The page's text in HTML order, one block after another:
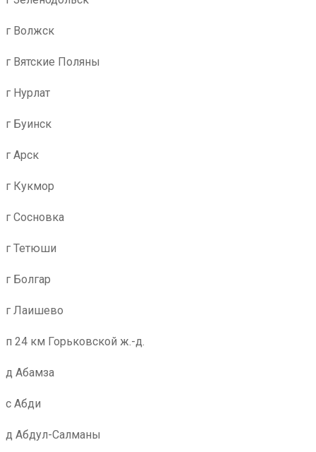
г Волжск
г Вятские Поляны
г Нурлат
г Буинск
г Арск
г Кукмор
г Сосновка
г Тетюши
г Болгар
г Лаишево
п 24 км Горьковской ж.-д.
д Абамза
с Абди
д Абдул-Салманы